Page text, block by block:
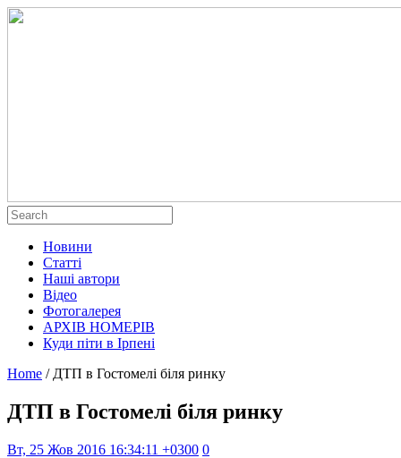
Новини
Статті
Наші автори
Відео
Фотогалерея
АРХІВ НОМЕРІВ
Куди піти в Ірпені
Home / ДТП в Гостомелі біля ринку
ДТП в Гостомелі біля ринку
Вт, 25 Жов 2016 16:34:11 +0300 0